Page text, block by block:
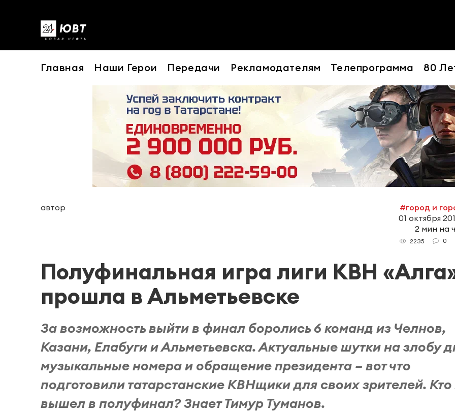
Главная Наши Герои Передачи Рекламодателям Телепрограмма 80
автор
#город и
01 октября
2 мин на
2235 0
Полуфинальная игра лиги КВН
прошла в Альметьевске
За возможность выйти в финал боролись 6 команд из Челнов,
Казани, Елабуги и Альметьевска. Актуальные шутки на злобу
музыкальные номера и обращение президента – вот что
подготовили татарстанские КВНщики для своих зрителей.
вышел в полуфинал? Знает Тимур Туманов.